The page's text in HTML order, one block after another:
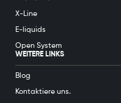
X-Line
E-liquids
Open System
WEITERE LINKS
Blog
Kontaktiere uns.